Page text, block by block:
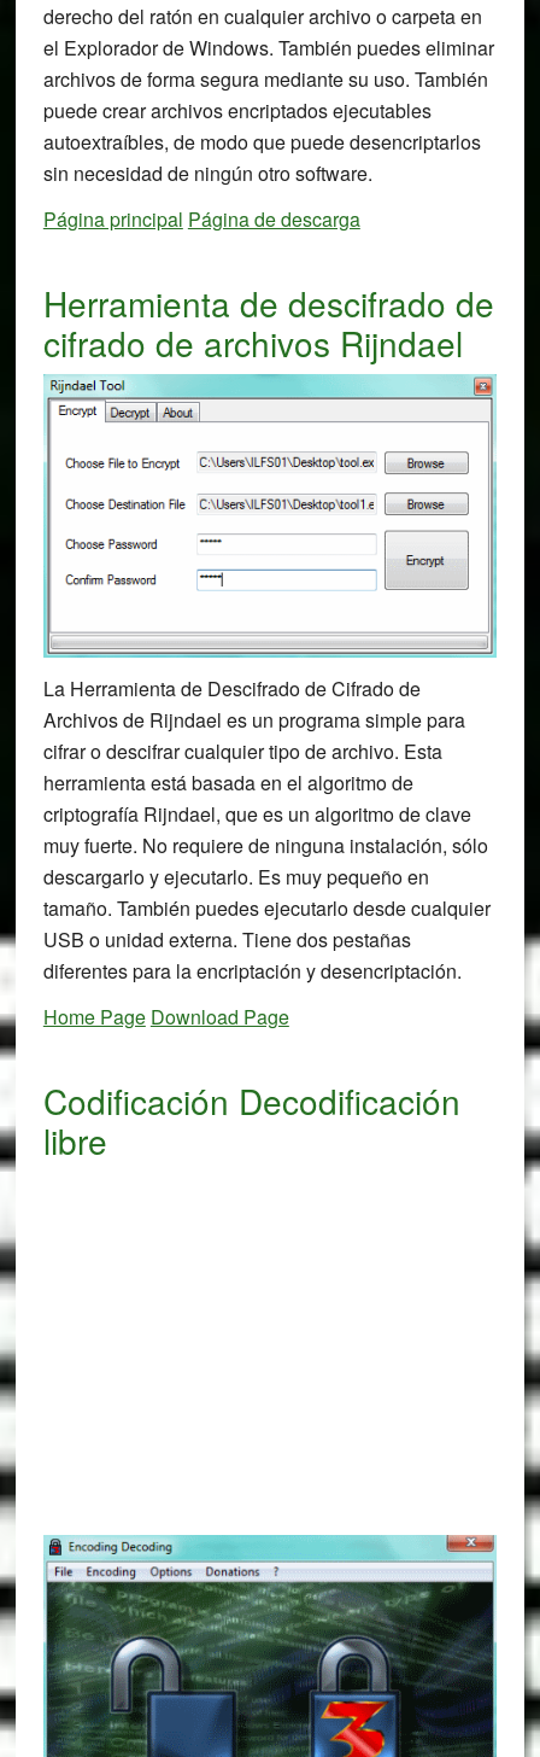
derecho del ratón en cualquier archivo o carpeta en
el Explorador de Windows. También puedes eliminar
archivos de forma segura mediante su uso. También
puede crear archivos encriptados ejecutables
autoextraíbles, de modo que puede desencriptarlos
sin necesidad de ningún otro software.
Página principal Página de descarga
Herramienta de descifrado de
cifrado de archivos Rijndael
La Herramienta de Descifrado de Cifrado de
Archivos de Rijndael es un programa simple para
cifrar o descifrar cualquier tipo de archivo. Esta
herramienta está basada en el algoritmo de
criptografía Rijndael, que es un algoritmo de clave
muy fuerte. No requiere de ninguna instalación, sólo
descargarlo y ejecutarlo. Es muy pequeño en
tamaño. También puedes ejecutarlo desde cualquier
USB o unidad externa. Tiene dos pestañas
diferentes para la encriptación y desencriptación.
Home Page Download Page
Codificación Decodificación
libre